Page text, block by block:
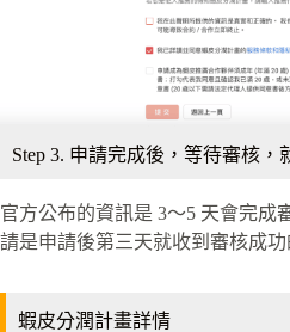
Step 3. 申請完成後，等待審核，
官方公布的資訊是 3～5 天會完成
請是申請後第三天就收到審核成
蝦皮分潤計畫詳情